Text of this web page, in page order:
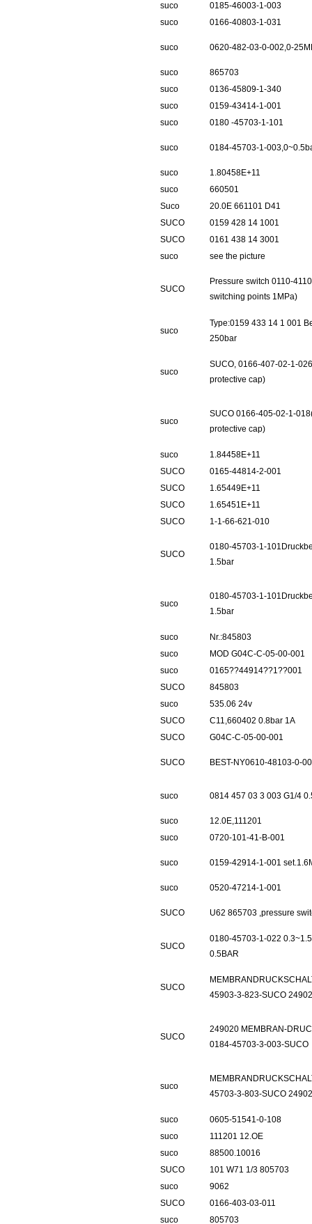
suco
0185-46003-1-003
suco
0166-40803-1-031
suco 0620-482-03-0-002,0-
suco
865703
suco
0136-45809-1-340
suco
0159-43414-1-001
suco
0180 -45703-1-101
suco 0184-45703-1-
suco
1.80458E+11
suco
660501
Suco
20.0E 661101 D41
SUCO
0159 428 14 1001
SUCO
0161 438 14 3001
suco
see the picture
SUCO
Pressure switch 0110-
switching points 1MPa)
suco
Type:0159 433 14 1 001
250bar
suco
SUCO, 0166-407-02-1-
protective cap)
suco
SUCO 0166-405-02-1-
protective cap)
suco
1.84458E+11
SUCO
0165-44814-2-001
SUCO
1.65449E+11
SUCO
1.65451E+11
SUCO
1-1-66-621-010
SUCO
0180-45703-1-
1.5bar
suco
0180-45703-1-
1.5bar
suco
Nr.:845803
suco
MOD G04C-C-05-00-001
suco
0165??44914??1??001
SUCO
845803
suco
535.06 24v
SUCO
C11,660402 0.8bar 1A
SUCO
G04C-C-05-00-001
SUCO BEST-NY0610-48103-0-
suco 0814 457 03 3 003 G1/4
suco
12.0E,111201
suco
0720-101-41-B-001
suco 0159-42914-1-001
suco 0520-47214-1-001
SUCO U62 865703 ,pressure
SUCO
0180-45703-1-022
0.5BAR
SUCO
45903-3-823-SUCO
SUCO
249020 MEMBRAN-
0184-45703-3-003-SUCO
suco
45703-3-803-SUCO
suco
0605-51541-0-108
suco
111201 12.OE
suco
88500.10016
SUCO
101 W71 1/3 805703
suco
9062
SUCO
0166-403-03-011
suco
805703